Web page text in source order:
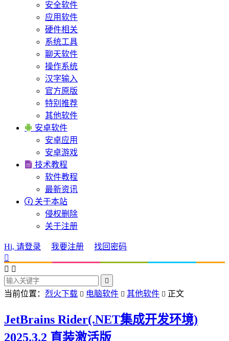
安全软件
应用软件
硬件相关
系统工具
聊天软件
操作系统
汉字输入
官方原版
特别推荐
其他软件
 安卓软件
安卓应用
安卓游戏
 技术教程
软件教程
最新资讯
 关于本站
侵权删除
关于注册
Hi, 请登录 我要注册
找回密码

 

当前位置： 烈火下载  电脑软件  其他软件  正文
JetBrains Rider(.NET集成开发环境)
2025.3.2 直装激活版